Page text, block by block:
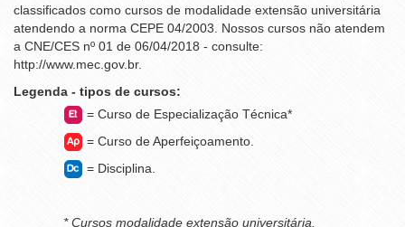
classificados como cursos de modalidade extensão universitária
atendendo a norma CEPE 04/2003. Nossos cursos não atendem
a CNE/CES nº 01 de 06/04/2018 - consulte:
http://www.mec.gov.br.
Legenda - tipos de cursos:
= Curso de Especialização Técnica*
= Curso de Aperfeiçoamento.
= Disciplina.
* Cursos modalidade extensão universitária.